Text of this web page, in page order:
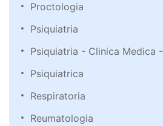
Proctologia
Psiquiatria
Psiquiatria - Clinica Medica
Psiquiatrica
Respiratoria
Reumatologia